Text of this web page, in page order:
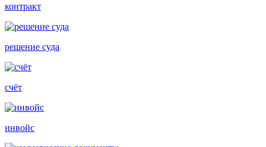
контракт
решение суда
счёт
инвойс